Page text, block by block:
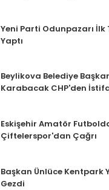
Yeni Parti Odunpazarı İlk
Yaptı
Beylikova Belediye
Karabacak CHP'den
Eskişehir Amatör
Çiftelerspor'dan Çağrı
Başkan Ünlüce Kentpark
Gezdi